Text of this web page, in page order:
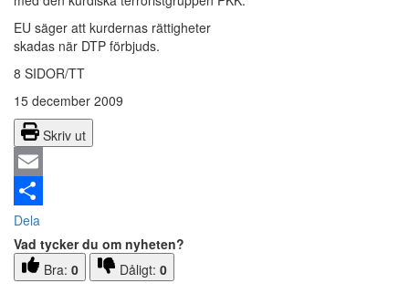
EU säger att kurdernas rättigheter
skadas när DTP förbjuds.
8 SIDOR/TT
15 december 2009
Skriv ut
Email
Dela
Vad tycker du om nyheten?
Bra: 0 Dåligt: 0